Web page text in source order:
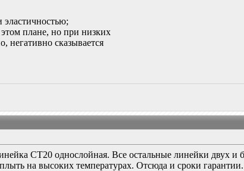
плане, но при низких
негативно сказывается
СТ20 однослойная. Все остальные линейки двух и
на высоких температурах. Отсюда и сроки гарантии.